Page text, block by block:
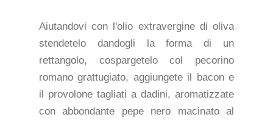
Aiutandovi con l'olio extravergine di oliva
stendetelo dandogli la forma di un
rettangolo, cospargetelo col pecorino
romano grattugiato, aggiungete il bacon e
il provolone tagliati a dadini, aromatizzate
con abbondante pepe nero macinato al